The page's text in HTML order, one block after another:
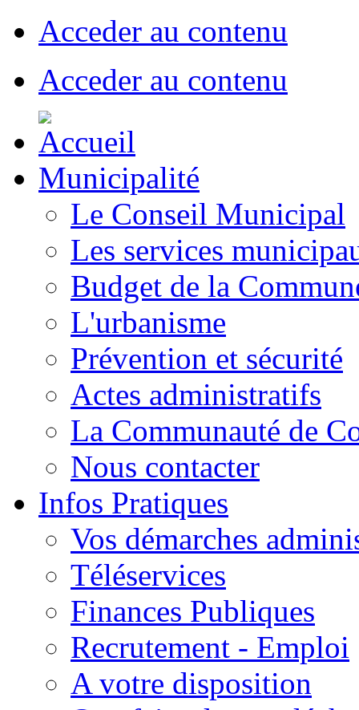
Acceder au contenu
Acceder au contenu
Municipalité
Le Conseil Municipal
Les services
Budget de la
L'urbanisme
Prévention et sécurité
Actes administratifs
La Communauté de
Nous contacter
Infos Pratiques
Vos démarches
Téléservices
Finances Publiques
Recrutement - Emploi
A votre disposition